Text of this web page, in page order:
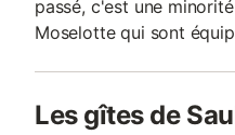
passé, c'est une
Moselotte qui sont
Les gîtes de